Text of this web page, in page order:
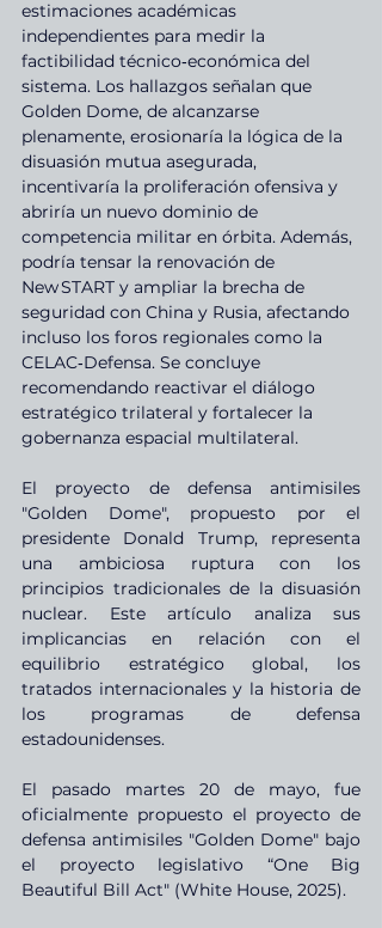
estimaciones académicas
independientes para medir la
factibilidad técnico‑económica del
sistema. Los hallazgos señalan que
Golden Dome, de alcanzarse
plenamente, erosionaría la lógica de la
disuasión mutua asegurada,
incentivaría la proliferación ofensiva y
abriría un nuevo dominio de
competencia militar en órbita. Además,
podría tensar la renovación de
New START y ampliar la brecha de
seguridad con China y Rusia, afectando
incluso los foros regionales como la
CELAC‑Defensa. Se concluye
recomendando reactivar el diálogo
estratégico trilateral y fortalecer la
gobernanza espacial multilateral.
El proyecto de defensa antimisiles
"Golden Dome", propuesto por el
presidente Donald Trump, representa
una ambiciosa ruptura con los
principios tradicionales de la disuasión
nuclear. Este artículo analiza sus
implicancias en relación con el
equilibrio estratégico global, los
tratados internacionales y la historia de
los programas de defensa
estadounidenses.
El pasado martes 20 de mayo, fue
oficialmente propuesto el proyecto de
defensa antimisiles "Golden Dome" bajo
el proyecto legislativo “One Big
Beautiful Bill Act" (White House, 2025).